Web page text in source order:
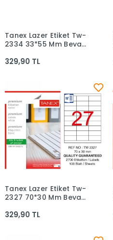
Sepete Ekle
Tanex Lazer Etiket Tw-
2334 33*55 Mm Beyaz
329,90 TL
Sepete Ekle
Tanex Lazer Etiket Tw-
2327 70*30 Mm Beyaz
329,90 TL